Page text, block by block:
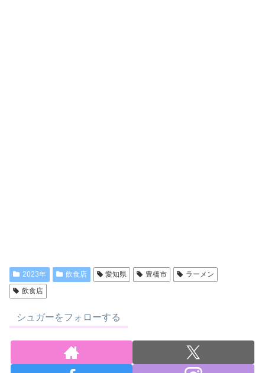
2023年 飲食店 愛知県 豊橋市
ラーメン
飲食店
シュガーをフォローする